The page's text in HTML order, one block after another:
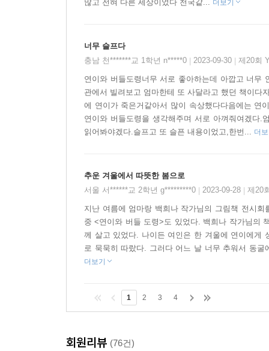
동굴 장면들은 빛이 은은히 비쳐 나오는 한지
버들 도령이 사는 동굴은 더없이 아름답고 풍요
연이는 내면의 동굴에서 나와 더 높은 차원을
작가가 이 아름답지만 연약한 세계를 딛고 또 어
많고 전혀 다른 세상이었다 천국같... 더보기
너무 슬프다
충남 천*******교 1학년 n*****0
2023-09-30 제20회
연이와 버들도령너무 서로 좋아하는데 아깝고 너무
관에서 빌려보고 엄마한테 또 사달라고 했던 책이다
에 연이가 죽은거같아서 많이 속상했다다음에는 연
연이와 버들도령을 생각해주며 서로 아껴줘여겠다.
읽어봐야겠다.슬프고 또 슬픈 내용이었고,한번... 더
추운 겨울에서 따뜻한 봄으로
서울 서******교 2학년 g*********0
2023-09-28 제20
지난 여름에 엄마랑 백희나 작가님의 그림책 전시
중 <연이와 버들 도령>도 있었다. 백희나 작가님의
께 살고 있었다. 나이든 여인은 한 겨울에 연이에게
로 묵묵히 따랐다. 그러다 어느 날 너무 추워서 동
더보기
1 2 3 4
회원리뷰 (76건)